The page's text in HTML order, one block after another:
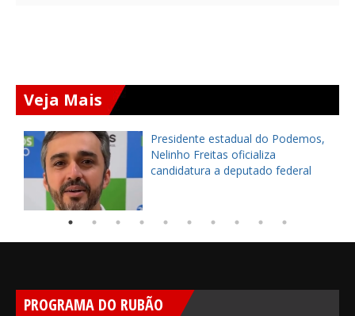
Veja Mais
Presidente estadual do Podemos,
Nelinho Freitas oficializa
candidatura a deputado federal
PROGRAMA DO RUBÃO